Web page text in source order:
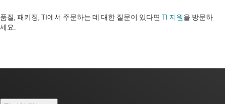
품질, 패키징, TI에서 주문하는 데 대한 질문이 있다면 TI 지원을 방문하
세요. ​​​​​​​​​​​​​​